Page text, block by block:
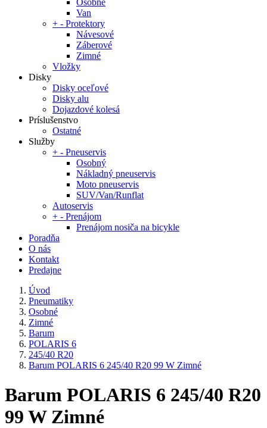
Osobné
Van
+ - Protektory
Návesové
Záberové
Zimné
Vložky
Disky
Disky oceľové
Disky alu
Dojazdové kolesá
Príslušenstvo
Ostatné
Služby
+ - Pneuservis
Osobný
Nákladný pneuservis
Moto pneuservis
SUV/Van/Runflat
Autoservis
+ - Prenájom
Prenájom nosiča na bicykle
Poradňa
O nás
Kontakt
Predajne
Úvod
Pneumatiky
Osobné
Zimné
Barum
POLARIS 6
245/40 R20
Barum POLARIS 6 245/40 R20 99 W Zimné
Barum POLARIS 6 245/40 R20
99 W Zimné